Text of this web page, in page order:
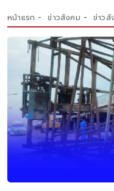
หน้าแรก ข่าวสังคม ข่าวสั